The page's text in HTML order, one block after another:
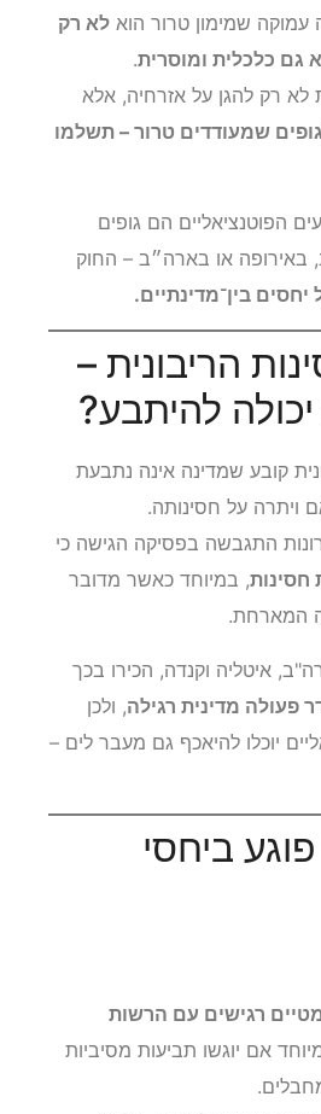
עמוקה שמימון טרור הוא לא רק
גם כלכלית ומוסרית.
רק להגן על אזרחיה, אלא
שמעודדים טרור – תשלמו
הפוטנציאליים הם גופים
באירופה או בארה״ב – החוק
בין־מדינתיים.
הריבונית –
להיתבע?
קובע שמדינה אינה נתבעת
ויתרה על חסינותה.
התגבשה בפסיקה הגישה כי
חסינות, במיוחד כאשר מדובר
המארחת.
איטליה וקנדה, הכירו בכך
פעולה מדינית רגילה, ולכן
יוכלו להיאכף גם מעבר לים –
ביחסי
רגישים עם הרשות
אם יוגשו תביעות מסיביות